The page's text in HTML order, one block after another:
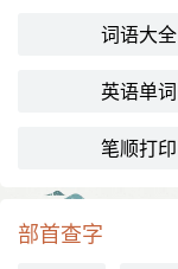
词语大全
英语单词
笔顺打印
部首查字